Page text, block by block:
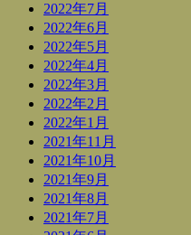
2022年7月
2022年6月
2022年5月
2022年4月
2022年3月
2022年2月
2022年1月
2021年11月
2021年10月
2021年9月
2021年8月
2021年7月